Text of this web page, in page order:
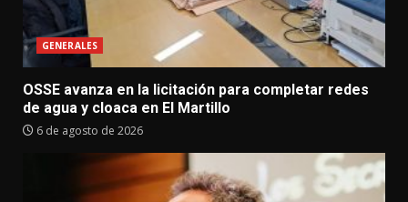
GENERALES
OSSE avanza en la licitación para completar redes
de agua y cloaca en El Martillo
6 de agosto de 2026